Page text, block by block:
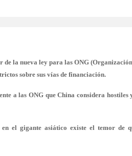
la nueva ley para las ONG
sobre sus vías de financiación.
a las ONG que China considera
el gigante asiático existe el temor de